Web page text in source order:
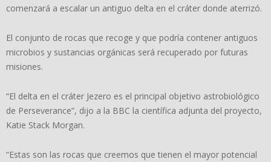
comenzará a escalar un antiguo delta en el cráter donde aterrizó.
El conjunto de rocas que recoge y que podría contener antiguos
microbios y sustancias orgánicas será recuperado por futuras
misiones.
“El delta en el cráter Jezero es el principal objetivo astrobiológico
de Perseverance”, dijo a la BBC la científica adjunta del proyecto,
Katie Stack Morgan.
“Estas son las rocas que creemos que tienen el mayor potencial